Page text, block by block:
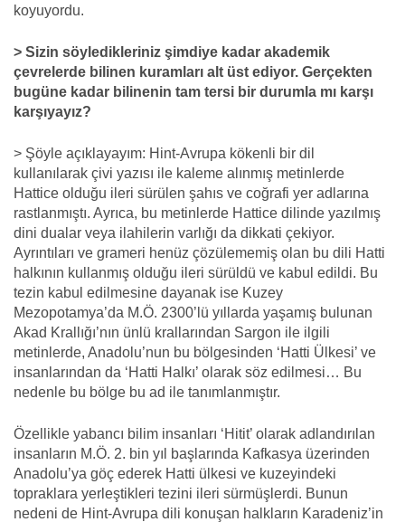
koyuyordu.
> Sizin söyledikleriniz şimdiye kadar akademik
çevrelerde bilinen kuramları alt üst ediyor. Gerçekten
bugüne kadar bilinenin tam tersi bir durumla mı karşı
karşıyayız?
> Şöyle açıklayayım: Hint-Avrupa kökenli bir dil
kullanılarak çivi yazısı ile kaleme alınmış metinlerde
Hattice olduğu ileri sürülen şahıs ve coğrafi yer adlarına
rastlanmıştı. Ayrıca, bu metinlerde Hattice dilinde yazılmış
dini dualar veya ilahilerin varlığı da dikkati çekiyor.
Ayrıntıları ve grameri henüz çözülememiş olan bu dili Hatti
halkının kullanmış olduğu ileri sürüldü ve kabul edildi. Bu
tezin kabul edilmesine dayanak ise Kuzey
Mezopotamya’da M.Ö. 2300’lü yıllarda yaşamış bulunan
Akad Krallığı’nın ünlü krallarından Sargon ile ilgili
metinlerde, Anadolu’nun bu bölgesinden ‘Hatti Ülkesi’ ve
insanlarından da ‘Hatti Halkı’ olarak söz edilmesi… Bu
nedenle bu bölge bu ad ile tanımlanmıştır.
Özellikle yabancı bilim insanları ‘Hitit’ olarak adlandırılan
insanların M.Ö. 2. bin yıl başlarında Kafkasya üzerinden
Anadolu’ya göç ederek Hatti ülkesi ve kuzeyindeki
topraklara yerleştikleri tezini ileri sürmüşlerdi. Bunun
nedeni de Hint-Avrupa dili konuşan halkların Karadeniz’in